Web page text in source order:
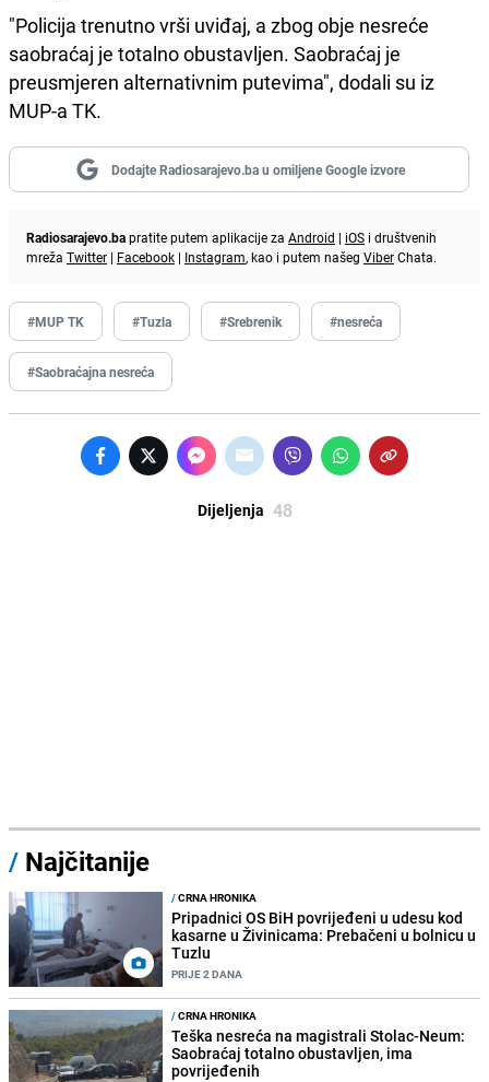
"Policija trenutno vrši uviđaj, a zbog obje nesreće
saobraćaj je totalno obustavljen. Saobraćaj je
preusmjeren alternativnim putevima", dodali su iz
MUP-a TK.
Dodajte Radiosarajevo.ba u omiljene Google izvore
Radiosarajevo.bapratite putem aplikacije za Android | iOS i društvenih
mreža Twitter | Facebook | Instagram, kao i putem našeg ViberChata.
#MUP TK #Tuzla #Srebrenik #nesreća
#Saobraćajna nesreća
Dijeljenja 48
/ Najčitanije
/CRNA HRONIKA
Pripadnici OS BiH povrijeđeni u udesu kod
kasarne u Živinicama: Prebačeni u bolnicu u
Tuzlu
PRIJE 2 DANA
/CRNA HRONIKA
Teška nesreća na magistrali Stolac-Neum:
Saobraćaj totalno obustavljen, ima
povrijeđenih